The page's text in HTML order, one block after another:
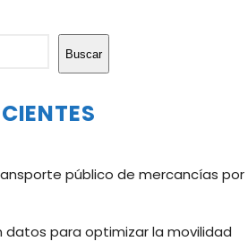
Buscar
público de mercancías por
datos para optimizar la movilidad